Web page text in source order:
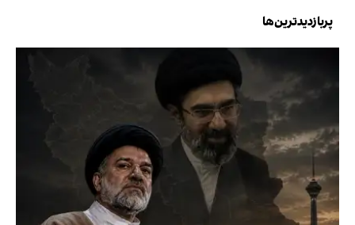
پربازدیدترین‌ها